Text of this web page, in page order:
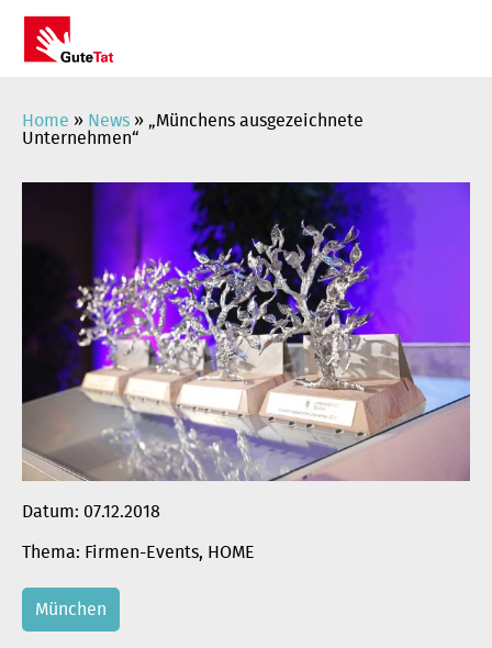
springen
Home » News » „Münchens ausgezeichnete
Unternehmen“
Datum: 07.12.2018
Firmen-Events, HOME
München